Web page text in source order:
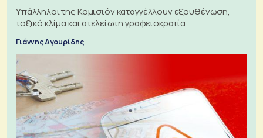
Υπάλληλοι της Κομισιόν καταγγέλλουν εξουθένωση,
τοξικό κλίμα και ατελείωτη γραφειοκρατία
Γιάννης Αγουρίδης